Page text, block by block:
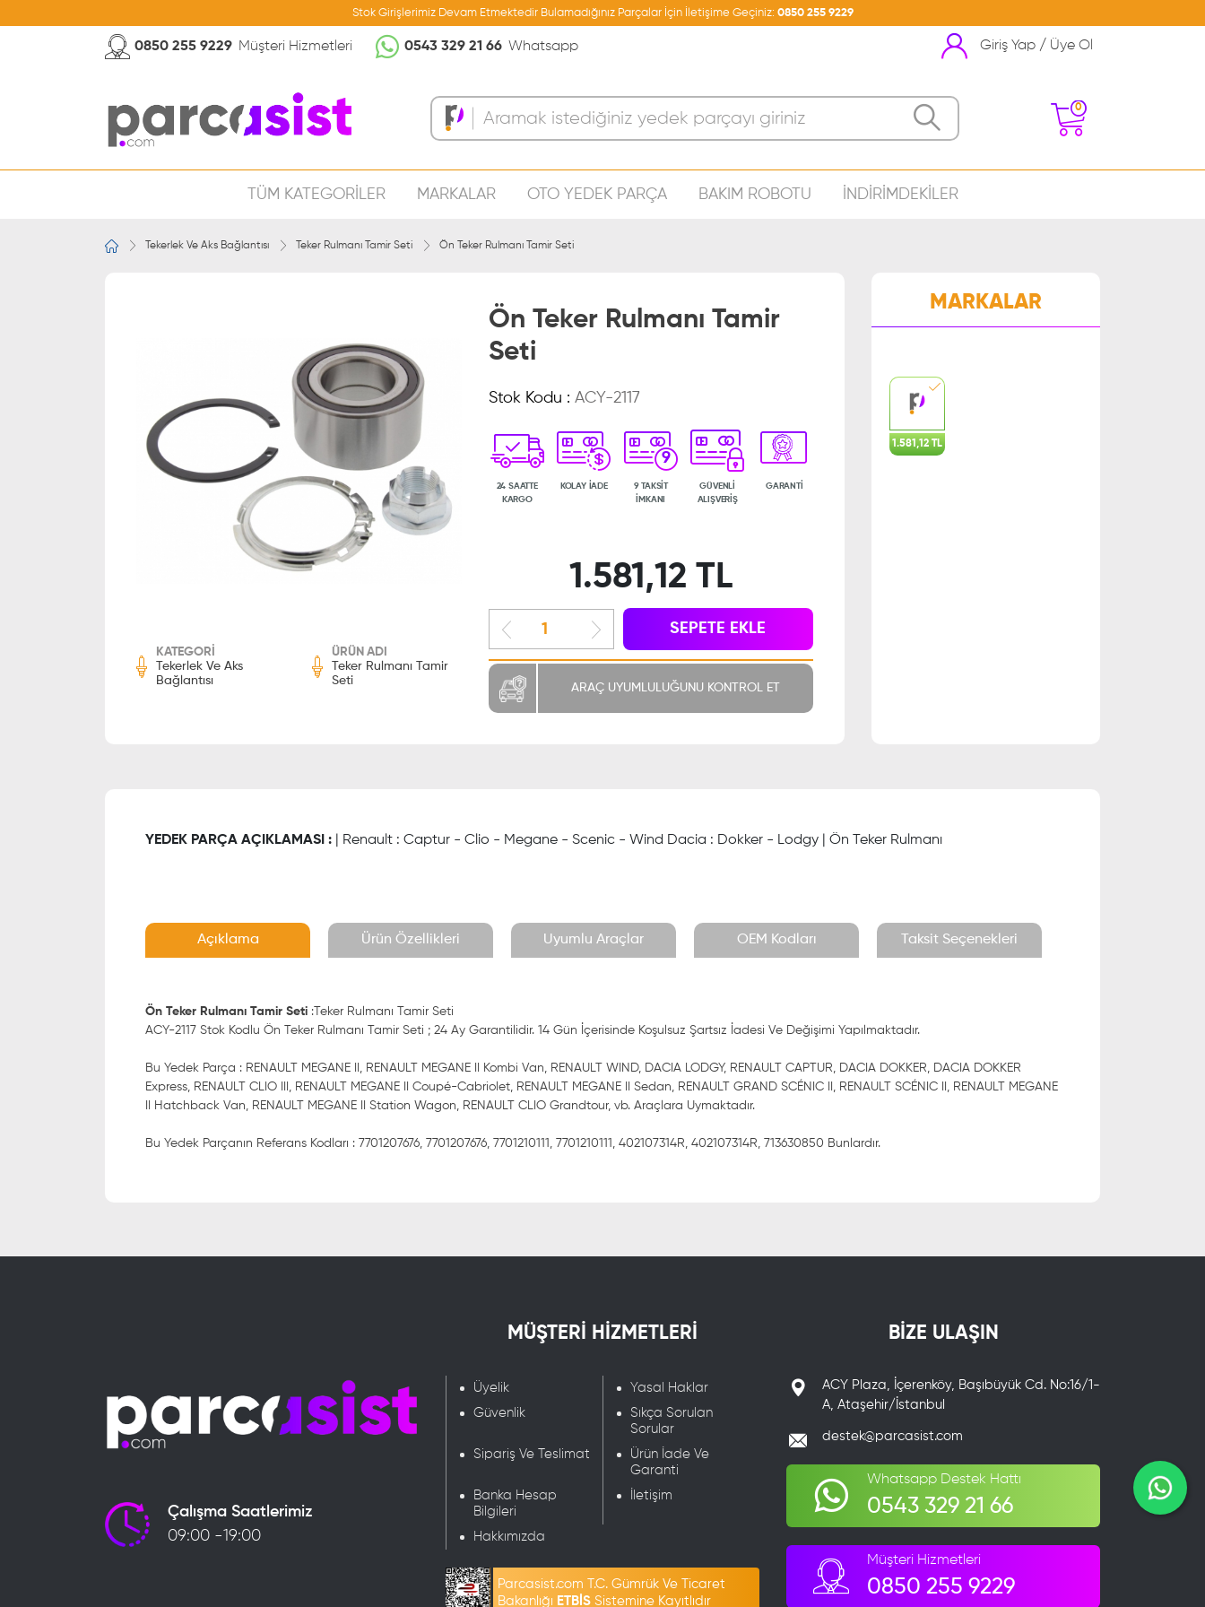
Stok Girişlerimiz Devam Etmektedir Bulamadığınız Parçalar İçin İletişime Geçiniz: 0850 255 9229
0850 255 9229 Müşteri Hizmetleri 0543 329 21 66 Whatsapp Giriş Yap / Üye Ol
0
TÜM KATEGORİLER MARKALAR OTO YEDEK PARÇA BAKIM ROBOTU İNDİRİMDEKİLER
Tekerlek Ve Aks Bağlantısı Teker Rulmanı Tamir Seti Ön Teker Rulmanı Tamir Seti
KATEGORİ
Tekerlek Ve Aks
Bağlantısı
ÜRÜN ADI
Teker Rulmanı Tamir
Seti
Ön Teker Rulmanı Tamir
Seti
Stok Kodu : ACY-2117
24 SAATTE
KARGO
KOLAY İADE
9
9 TAKSİT
İMKANI
GÜVENLİ
ALIŞVERİŞ
GARANTİ
1.581,12 TL
SEPETE EKLE
ARAÇ UYUMLULUĞUNU KONTROL ET
MARKALAR
1.581,12 TL
YEDEK PARÇA AÇIKLAMASI : | Renault : Captur - Clio - Megane - Scenic - Wind Dacia : Dokker - Lodgy | Ön Teker Rulmanı
Açıklama Ürün Özellikleri Uyumlu Araçlar OEM Kodları Taksit Seçenekleri
Ön Teker Rulmanı Tamir Seti :Teker Rulmanı Tamir Seti
ACY-2117 Stok Kodlu Ön Teker Rulmanı Tamir Seti ; 24 Ay Garantilidir. 14 Gün İçerisinde Koşulsuz Şartsız İadesi Ve Değişimi Yapılmaktadır.
Bu Yedek Parça : RENAULT MEGANE II, RENAULT MEGANE II Kombi Van, RENAULT WIND, DACIA LODGY, RENAULT CAPTUR, DACIA DOKKER, DACIA DOKKER
Express, RENAULT CLIO III, RENAULT MEGANE II Coupé-Cabriolet, RENAULT MEGANE II Sedan, RENAULT GRAND SCÉNIC II, RENAULT SCÉNIC II, RENAULT MEGANE
II Hatchback Van, RENAULT MEGANE II Station Wagon, RENAULT CLIO Grandtour, vb. Araçlara Uymaktadır.
Bu Yedek Parçanın Referans Kodları : 7701207676, 7701207676, 7701210111, 7701210111, 402107314R, 402107314R, 713630850 Bunlardır.
Çalışma Saatlerimiz
09:00 -19:00
MÜŞTERİ HİZMETLERİ
Üyelik
Yasal Haklar
Güvenlik
Sıkça Sorulan
Sorular
Sipariş Ve Teslimat
Ürün İade Ve
Garanti
Banka Hesap
Bilgileri
İletişim
Hakkımızda
Parcasist.com T.C. Gümrük Ve Ticaret
Bakanlığı ETBİSSistemine Kayıtlıdır
BİZE ULAŞIN
ACY Plaza, İçerenköy, Başıbüyük Cd. No:16/1-
A, Ataşehir/İstanbul
destek@parcasist.com
Whatsapp Destek Hattı
0543 329 21 66
Müşteri Hizmetleri
0850 255 9229